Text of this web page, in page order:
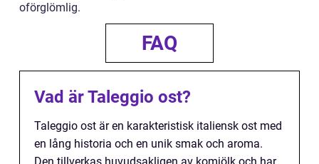
oförglömlig.
FAQ
Vad är Taleggio ost?
Taleggio ost är en karakteristisk italiensk ost med
en lång historia och en unik smak och aroma.